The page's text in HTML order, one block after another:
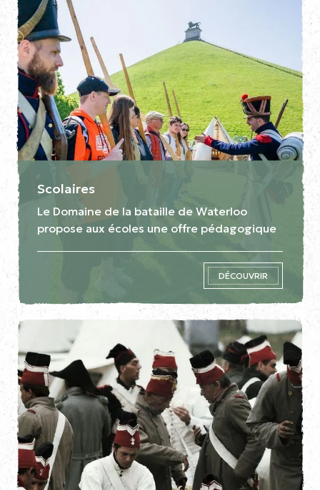
Scolaires
Le Domaine de la bataille de Waterloo
propose aux écoles une offre pédagogique
DÉCOUVRIR